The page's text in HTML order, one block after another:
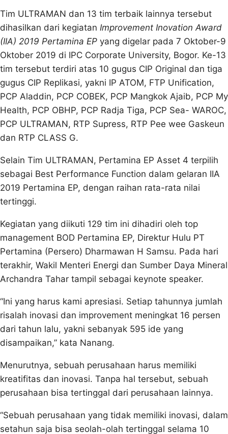
Tim ULTRAMAN dan 13 tim terbaik lainnya tersebut
dihasilkan dari kegiatan Improvement Inovation Award
(IIA) 2019 Pertamina EP yang digelar pada 7 Oktober-9
Oktober 2019 di IPC Corporate University, Bogor. Ke-13
tim tersebut terdiri atas 10 gugus CIP Original dan tiga
gugus CIP Replikasi, yakni IP ATOM, FTP Unification,
PCP Aladdin, PCP COBEK, PCP Mangkok Ajaib, PCP My
Health, PCP OBHP, PCP Radja Tiga, PCP Sea- WAROC,
PCP ULTRAMAN, RTP Supress, RTP Pee wee Gaskeun
dan RTP CLASS G.
Selain Tim ULTRAMAN, Pertamina EP Asset 4 terpilih
sebagai Best Performance Function dalam gelaran IIA
2019 Pertamina EP, dengan raihan rata-rata nilai
tertinggi.
Kegiatan yang diikuti 129 tim ini dihadiri oleh top
management BOD Pertamina EP, Direktur Hulu PT
Pertamina (Persero) Dharmawan H Samsu. Pada hari
terakhir, Wakil Menteri Energi dan Sumber Daya Mineral
Archandra Tahar tampil sebagai keynote speaker.
“Ini yang harus kami apresiasi. Setiap tahunnya jumlah
risalah inovasi dan improvement meningkat 16 persen
dari tahun lalu, yakni sebanyak 595 ide yang
disampaikan,” kata Nanang.
Menurutnya, sebuah perusahaan harus memiliki
kreatifitas dan inovasi. Tanpa hal tersebut, sebuah
perusahaan bisa tertinggal dari perusahaan lainnya.
“Sebuah perusahaan yang tidak memiliki inovasi, dalam
setahun saja bisa seolah-olah tertinggal selama 10